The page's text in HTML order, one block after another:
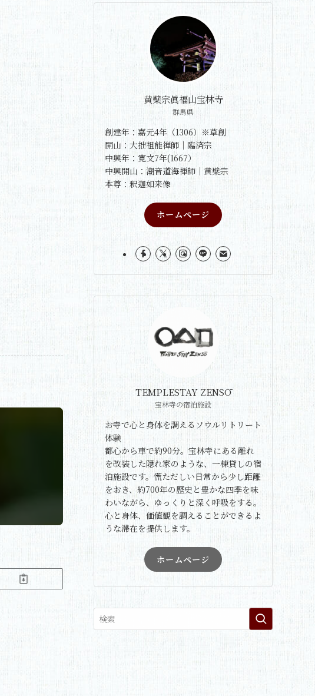
黄檗宗眞福山宝林寺
群馬県
創建年：嘉元4年（1306）※草創
開山：大拙祖能禅師｜臨済宗
中興年：寛文7年(1667）
中興開山：潮音道海禅師｜黄檗宗
本尊：釈迦如来像
ホームページ
TEMPLESTAY ZENSŌ
宝林寺の宿泊施設
お寺で心と身体を調えるソウルリトリート
体験
都心から車で約90分。宝林寺にある離れ
を改装した隠れ家のような、一棟貸しの宿
泊施設です。慌ただしい日常から少し距離
をおき、約700年の歴史と豊かな四季を味
わいながら、ゆっくりと深く呼吸をする。
心と身体、価値観を調えることができるよ
うな滞在を提供します。
ホームページ